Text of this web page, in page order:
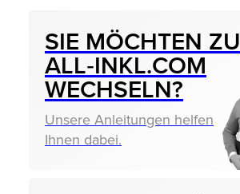
SIE MÖCHTEN ZU
ALL‑INKL.COM
WECHSELN?
Unsere Anleitungen helfen
Ihnen dabei.